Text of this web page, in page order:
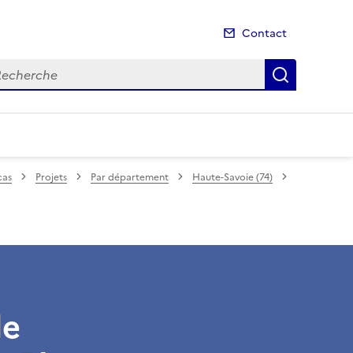
Contact
Projets Par département
Haute-Savoie (74)